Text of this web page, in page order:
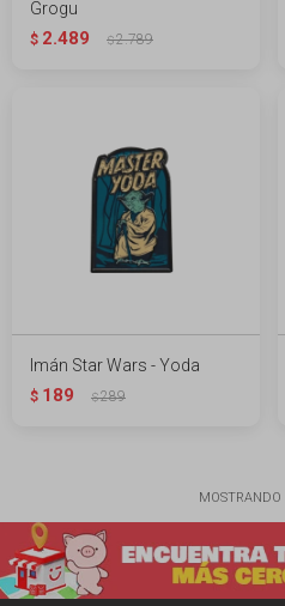
Grogu
$ 2.489 $2.789
Imán Star Wars - Yoda
$ 189 $289
MOSTRANDO